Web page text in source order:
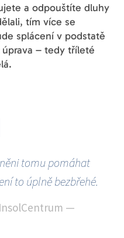
a odpouštíte dluhy
tím více se
splácení v podstatě
– tedy tříleté
tomu pomáhat
to úplně bezbřehé.
—